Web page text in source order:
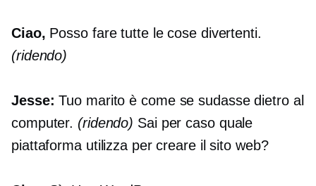
Ciao, Posso fare tutte le cose divertenti.
(ridendo)
Jesse: Tuo marito è come se sudasse dietro al
computer. (ridendo) Sai per caso quale
piattaforma utilizza per creare il sito web?